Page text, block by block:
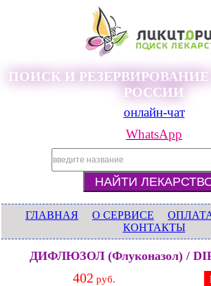
ПОИСК И РЕЗЕРВИРОВАНИЕ
РОССИИ
онлайн-чат
WhatsApp
ГЛАВНАЯ О СЕРВИСЕ
КОНТАКТЫ
ДИФЛЮЗОЛ (Флуконазол) /
402 руб.